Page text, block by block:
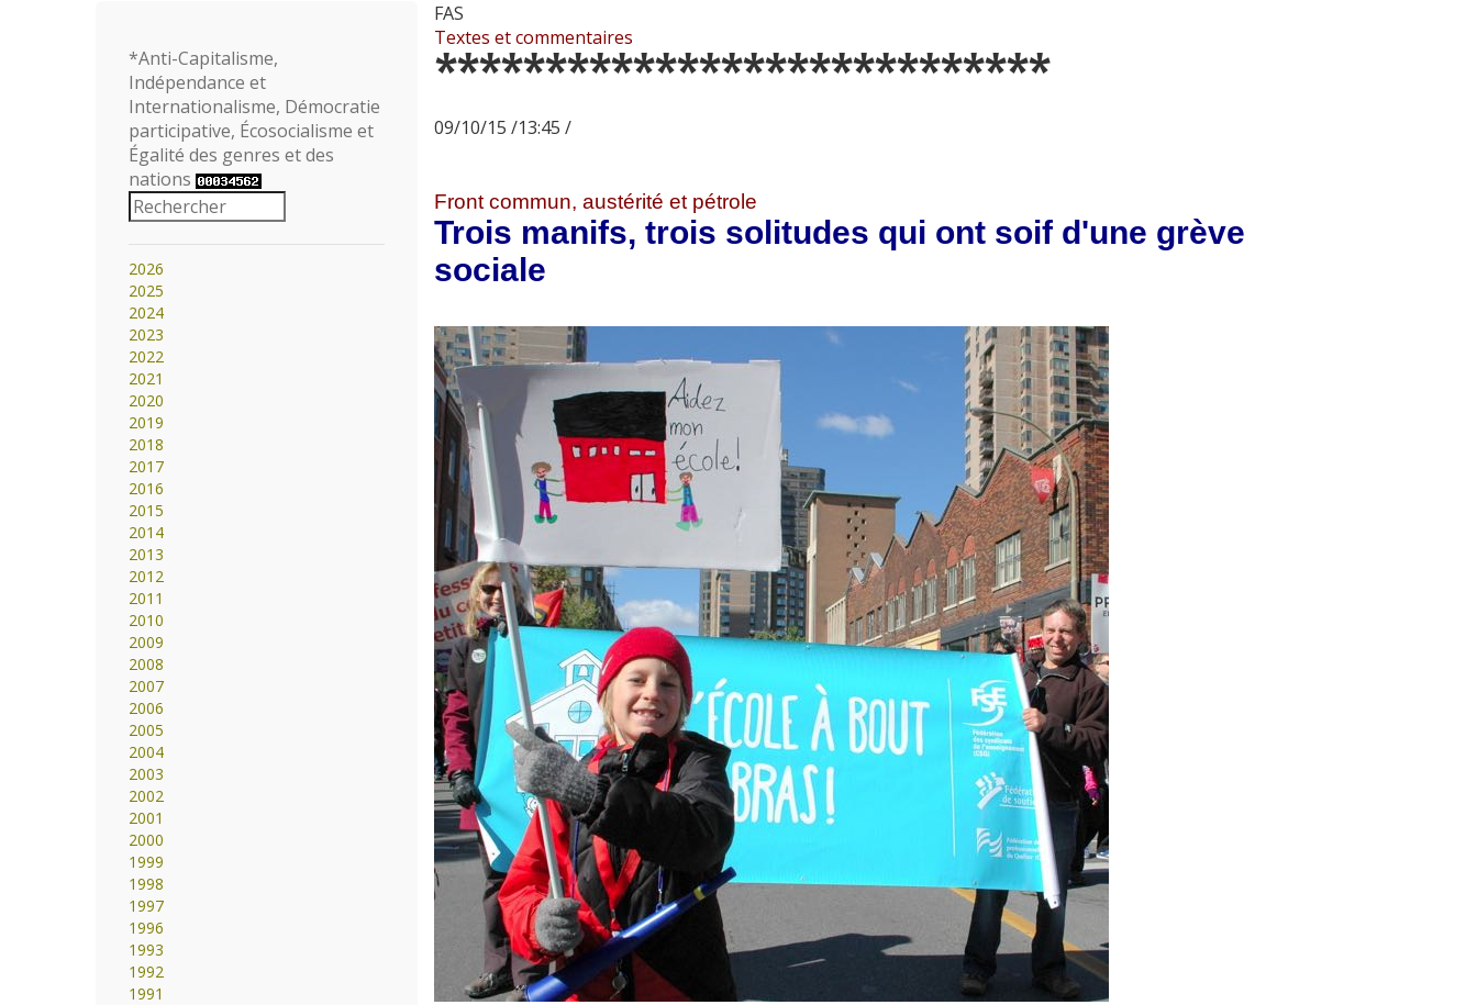
FAS
Textes et commentaires
****************************
09/10/15 /13:45 /
Front commun, austérité et pétrole
Trois manifs, trois solitudes qui ont soif d'une grève
sociale
*Anti-Capitalisme,
Indépendance et
Internationalisme, Démocratie
participative, Écosocialisme et
Égalité des genres et des
nations
2026
2025
2024
2023
2022
2021
2020
2019
2018
2017
2016
2015
2014
2013
2012
2011
2010
2009
2008
2007
2006
2005
2004
2003
2002
2001
2000
1999
1998
1997
1996
1993
1992
1991